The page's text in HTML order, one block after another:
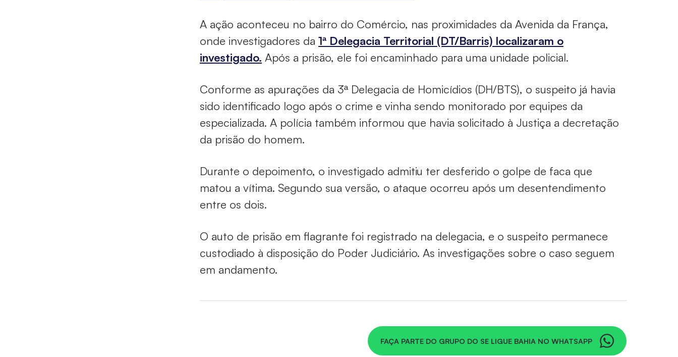
A ação aconteceu no bairro do Comércio, nas proximidades da Avenida da França,
onde investigadores da 1ª Delegacia Territorial (DT/Barris) localizaram o
investigado. Após a prisão, ele foi encaminhado para uma unidade policial.
Conforme as apurações da 3ª Delegacia de Homicídios (DH/BTS), o suspeito já havia
sido identificado logo após o crime e vinha sendo monitorado por equipes da
especializada. A polícia também informou que havia solicitado à Justiça a decretação
da prisão do homem.
Durante o depoimento, o investigado admitiu ter desferido o golpe de faca que
matou a vítima. Segundo sua versão, o ataque ocorreu após um desentendimento
entre os dois.
O auto de prisão em flagrante foi registrado na delegacia, e o suspeito permanece
custodiado à disposição do Poder Judiciário. As investigações sobre o caso seguem
em andamento.
FAÇA PARTE DO GRUPO DO SE LIGUE BAHIA NO WHATSAPP